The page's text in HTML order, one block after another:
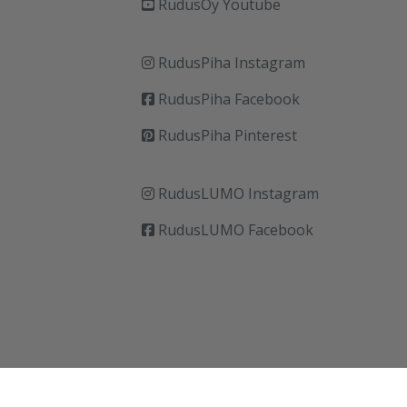
RudusOy Youtube
RudusPiha Instagram
RudusPiha Facebook
RudusPiha Pinterest
RudusLUMO Instagram
RudusLUMO Facebook